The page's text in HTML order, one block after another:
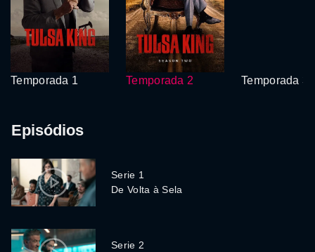
Temporada 1 Temporada 2 Temporada 3
Episódios
Serie 1
De Volta à Sela
Serie 2